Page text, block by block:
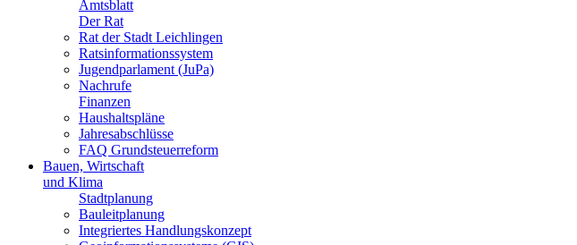
Amtsblatt
Der Rat
Rat der Stadt Leichlingen
Ratsinformationssystem
Jugendparlament (JuPa)
Nachrufe
Finanzen
Haushaltspläne
Jahresabschlüsse
FAQ Grundsteuerreform
Bauen, Wirtschaft
und Klima
Stadtplanung
Bauleitplanung
Integriertes Handlungskonzept